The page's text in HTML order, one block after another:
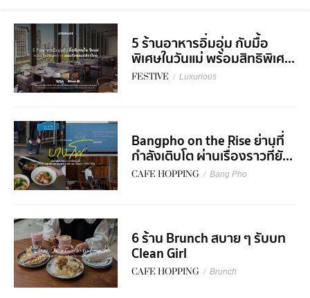
5 ร้านอาหารอิ่มอุ่ม กับมื้อ
พิเศษในวันแม่ พร้อมสิทธิพิเศ...
FESTIVE / Luxurious
Bangpho on the Rise ย่านที่
กำลังเติบโต ผ่านเรื่องราวที่ยั...
CAFE HOPPING / Bang Pho
6 ร้าน Brunch สบาย ๆ รับบท
Clean Girl
CAFE HOPPING / Brunch